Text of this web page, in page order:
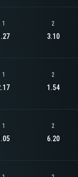
1 2
3.10
1 2
1.54
1 2
6.20